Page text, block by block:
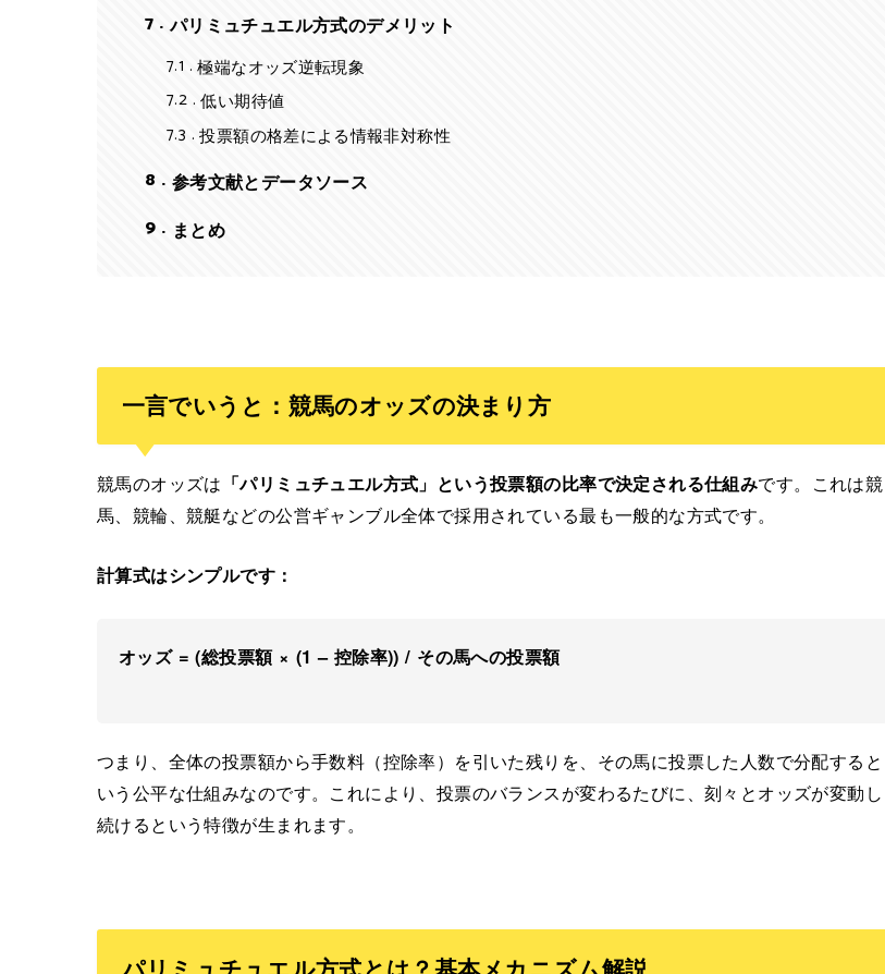
7
パリミュチュエル方式のデメリット
7.1
極端なオッズ逆転現象
7.2 低い期待値
7.3 投票額の格差による情報非対称性
8 参考文献とデータソース
9 まとめ
一言でいうと：競馬のオッズの決まり方
競馬のオッズは 「パリミュチュエル方式」という投票額の比率で決定される仕組みです。これは競
馬、競輪、競艇などの公営ギャンブル全体で採用されている最も一般的な方式です。
計算式はシンプルです：
オッズ = (総投票額 × (1 – 控除率)) / その馬への投票額
つまり、全体の投票額から手数料（控除率）を引いた残りを、その馬に投票した人数で分配すると
いう公平な仕組みなのです。これにより、投票のバランスが変わるたびに、刻々とオッズが変動し
続けるという特徴が生まれます。
パリミュチュエル方式とは？基本メカニズム解説